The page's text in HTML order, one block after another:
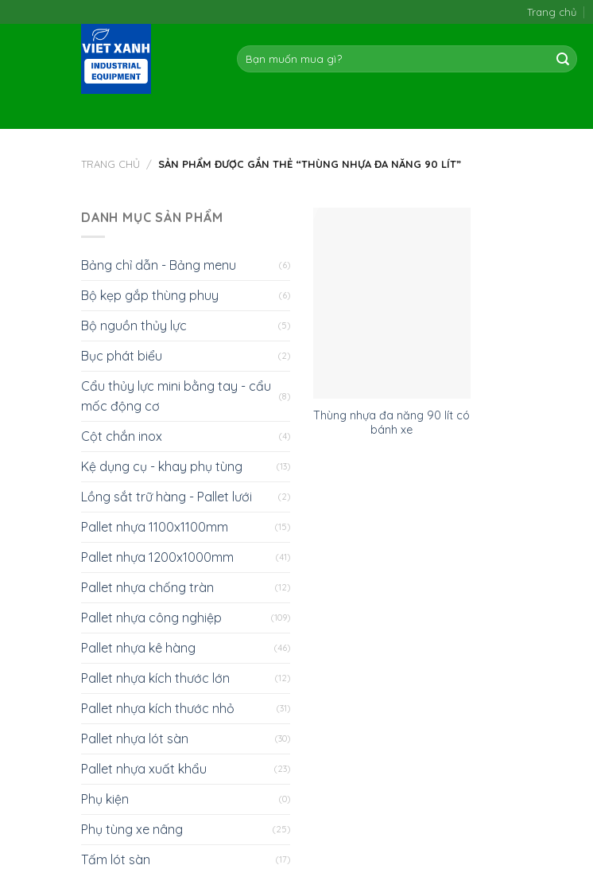
to
Trang chủ
Tìm
kiếm:
TRANG CHỦ / SẢN PHẨM ĐƯỢC GẮN THẺ “THÙNG NHỰA ĐA NĂNG 90 LÍT”
DANH MỤC SẢN PHẨM
Bảng chỉ dẫn - Bảng menu (6)
Bộ kẹp gắp thùng phuy (6)
Bộ nguồn thủy lực (5)
Bục phát biểu (2)
Cẩu thủy lực mini bằng tay - cẩu
mốc động cơ
(8)
Cột chắn inox (4)
Kệ dụng cụ - khay phụ tùng (13)
Lồng sắt trữ hàng - Pallet lưới (2)
Pallet nhựa 1100x1100mm (15)
Pallet nhựa 1200x1000mm (41)
Pallet nhựa chống tràn (12)
Pallet nhựa công nghiệp (109)
Pallet nhựa kê hàng (46)
Pallet nhựa kích thước lớn (12)
Pallet nhựa kích thước nhỏ (31)
Pallet nhựa lót sàn (30)
Pallet nhựa xuất khẩu (23)
Phụ kiện (0)
Phụ tùng xe nâng (25)
Tấm lót sàn (17)
Thùng nhựa đa năng 90 lít có
bánh xe